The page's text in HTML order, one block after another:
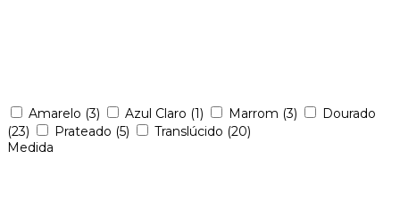
Amarelo (3) Azul Claro (1) Marrom (3)
Dourado
(23)
Prateado (5) Translúcido (20)
Medida